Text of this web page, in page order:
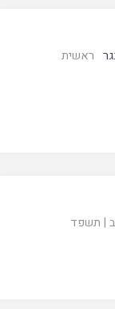
ראשית
| תשפד